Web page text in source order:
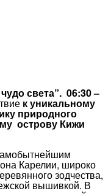
света”. 06:30 –
к уникальному
природного
острову Кижи
Карелии, широко
зодчества,
вышивкой. В